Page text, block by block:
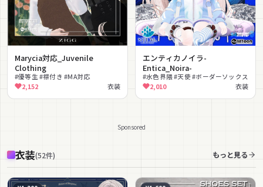
Marycia対応_Juvenile
Clothing
#優等生 #襟付き #MA対応
2,152 衣装
エンティカノイラ-
Entica_Noira-
#水色界隈 #天使 #ボーダーソックス
2,010 衣装
Sponsored
衣装(52件) もっと見る